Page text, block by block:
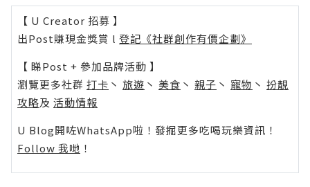
【 U Creator 招募 】
出Post賺現金獎賞 l 登記《社群創作有價企劃》
【 睇Post + 參加品牌活動 】
瀏覽更多社群 打卡 丶 旅遊 丶 美食 丶 親子 丶 寵物 丶 扮靚
攻略及 活動情報
U Blog開咗WhatsApp啦！發掘更多吃喝玩樂資訊！
Follow 我哋 ！